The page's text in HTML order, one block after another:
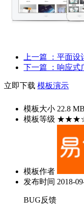
上一篇
：平面
下一篇
：响应
立即下载 模板演示
模板大小 22.8 MB
模板等级
模板作者
发布时间 2018-
BUG反馈